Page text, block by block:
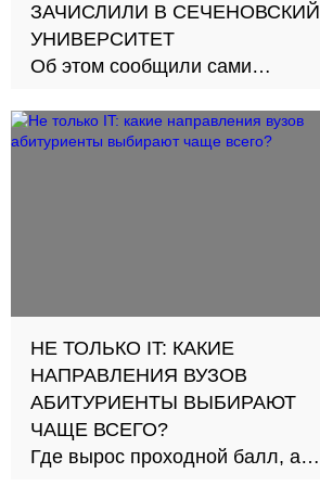
ЗАЧИСЛИЛИ В СЕЧЕНОВСКИЙ
УНИВЕРСИТЕТ
Об этом сообщили сами
вузе объяснили, что мест
просто не хватило
НЕ ТОЛЬКО IT: КАКИЕ
НАПРАВЛЕНИЯ ВУЗОВ
АБИТУРИЕНТЫ ВЫБИРАЮТ
ЧАЩЕ ВСЕГО?
Где вырос проходной балл, а